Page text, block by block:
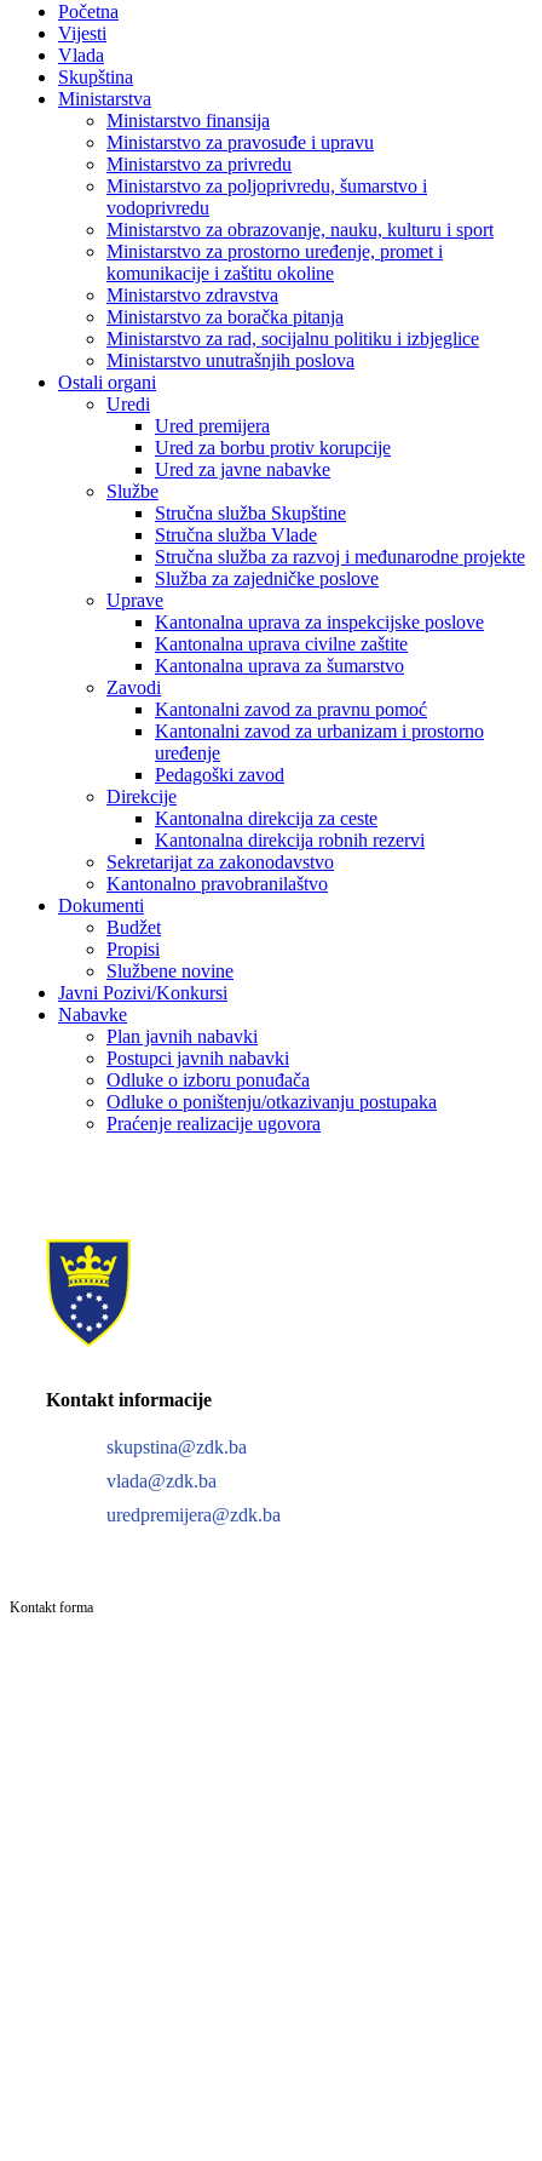
Početna
Vijesti
Vlada
Skupština
Ministarstva
Ministarstvo finansija
Ministarstvo za pravosuđe i upravu
Ministarstvo za privredu
Ministarstvo za poljoprivredu, šumarstvo i
vodoprivredu
Ministarstvo za obrazovanje, nauku, kulturu i sport
Ministarstvo za prostorno uređenje, promet i
komunikacije i zaštitu okoline
Ministarstvo zdravstva
Ministarstvo za boračka pitanja
Ministarstvo za rad, socijalnu politiku i izbjeglice
Ministarstvo unutrašnjih poslova
Ostali organi
Uredi
Ured premijera
Ured za borbu protiv korupcije
Ured za javne nabavke
Službe
Stručna služba Skupštine
Stručna služba Vlade
Stručna služba za razvoj i međunarodne projekte
Služba za zajedničke poslove
Uprave
Kantonalna uprava za inspekcijske poslove
Kantonalna uprava civilne zaštite
Kantonalna uprava za šumarstvo
Zavodi
Kantonalni zavod za pravnu pomoć
Kantonalni zavod za urbanizam i prostorno
uređenje
Pedagoški zavod
Direkcije
Kantonalna direkcija za ceste
Kantonalna direkcija robnih rezervi
Sekretarijat za zakonodavstvo
Kantonalno pravobranilaštvo
Dokumenti
Budžet
Propisi
Službene novine
Javni Pozivi/Konkursi
Nabavke
Plan javnih nabavki
Postupci javnih nabavki
Odluke o izboru ponuđača
Odluke o poništenju/otkazivanju postupaka
Praćenje realizacije ugovora
Kontakt informacije
skupstina@zdk.ba
vlada@zdk.ba
uredpremijera@zdk.ba
Kontakt forma